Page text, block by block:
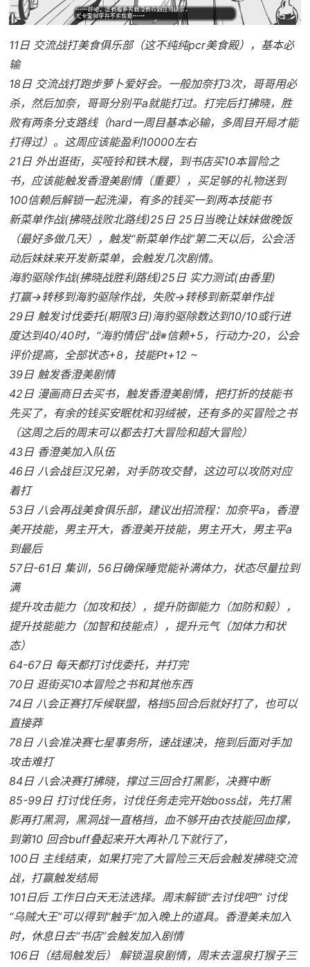
11日 交流战打美食俱乐部（这不纯纯pcr美食殿），基本必
输
18日 交流战打跑步萝卜爱好会。一般加奈打3次，哥哥用必
杀，然后加奈，哥哥分别平a就能打过。打完后打拂晓，胜
败有两条分支路线（hard一周目基本必输，多周目开局才能
打得过）。这周应该能盈利10000左右
21日 外出逛街，买哑铃和铁木屐，到书店买10本冒险之
书，应该能触发香澄美剧情（重要），买足够的礼物送到
100信赖后解锁一起洗澡，有多的钱买一到两本技能书
新菜单作战(拂晓战败北路线)25日 25日当晚让妹妹做晚饭
（最好多做几天），触发“新菜单作战”第二天以后，公会活
动后妹妹来开发新菜单，会触发几次剧情。
海豹驱除作战(拂晓战胜利路线)25日 实力测试(由香里)
打赢→转移到海豹驱除作战，失败→转移到新菜单作战
29日 触发讨伐委托(期限3日)海豹驱除数达到10/10或行进
度达到40/40时，“海豹情侣”战※信赖+5，行动力-20，公会
评价提高，全部状态+8，技能Pt+12 ~
39日 触发香澄美剧情
42日 漫画商日去买书，触发香澄美剧情，把打折的技能书
先买了，有余的钱买安眠枕和羽绒被，还有多的买冒险之书
（这周之后的周末可以都去打大冒险和超大冒险）
43日 香澄美加入队伍
46日 八会战巨汉兄弟，对手防攻交替，这边可以攻防对应
着打
53日 八会再战美食俱乐部，建议出招流程：加奈平a，香澄
美开技能，男主开大，香澄美开技能，男主开大，男主平a
到最后
57日-61日 集训，56日确保睡觉能补满体力，状态尽量拉到
满
提升攻击能力（加攻和技），提升防御能力（加防和毅），
提升技能能力（加智和技能点），提升元气（加体力和状
态）
64-67日 每天都打讨伐委托，并打完
70日 逛街买10本冒险之书和其他东西
74日 八会正赛打斥候联盟，格挡5回合后就好打了，也可以
直接莽
78日 八会准决赛七星事务所，速战速决，拖到后面对手加
攻击难打
84日 八会决赛打拂晓，撑过三回合打黑影，决赛中断
85-99日 打讨伐任务，讨伐任务走完开始boss战，先打黑
影再打黑洞，黑洞战一直格挡，血不够开由衣技能回血撑，
到第10 回合buff叠起来开大再补几下就行了，
100日 主线结束，如果打完了大冒险三天后会触发拂晓交流
战，打赢触发结局
101日后 工作日白天无法选择。周末解锁“去讨伐吧!” 讨伐
“乌贼大王”可以得到“触手”加入晚上的道具。香澄美未加入
时，休息日去“书店”会触发加入剧情
106日（结局触发后） 解锁温泉剧情，周末去温泉打猴子三